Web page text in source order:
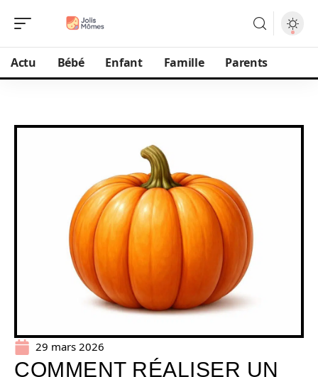
Actu Bébé Enfant Famille Parents
29 mars 2026
COMMENT RÉALISER UN